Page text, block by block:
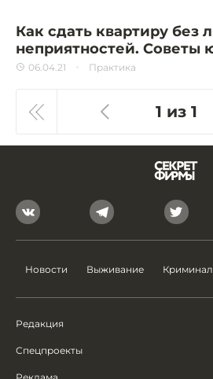
Как сдать квартиру без
неприятностей. Советы
06.04.21 Практика
1 из 1
Новости Выживание Криминал
Редакция
Спецпроекты